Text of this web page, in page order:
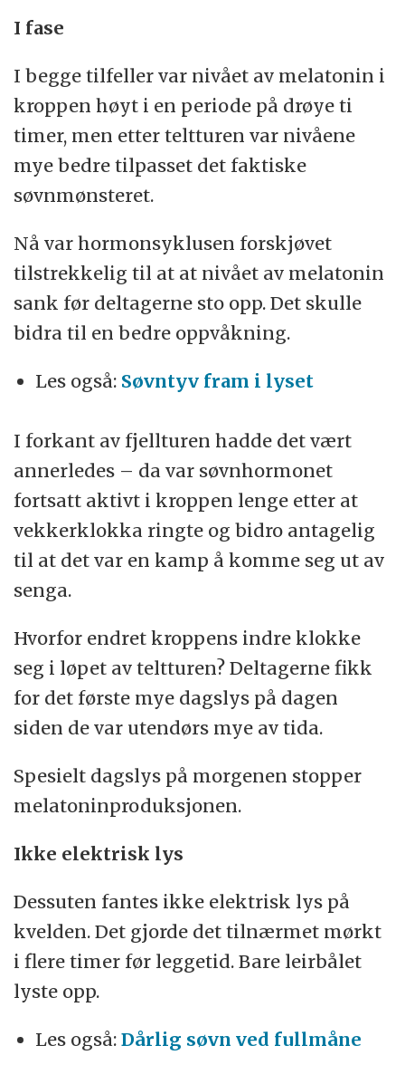
I fase
I begge tilfeller var nivået av melatonin i
kroppen høyt i en periode på drøye ti
timer, men etter teltturen var nivåene
mye bedre tilpasset det faktiske
søvnmønsteret.
Nå var hormonsyklusen forskjøvet
tilstrekkelig til at at nivået av melatonin
sank før deltagerne sto opp. Det skulle
bidra til en bedre oppvåkning.
Les også: Søvntyv fram i lyset
I forkant av fjellturen hadde det vært
annerledes – da var søvnhormonet
fortsatt aktivt i kroppen lenge etter at
vekkerklokka ringte og bidro antagelig
til at det var en kamp å komme seg ut av
senga.
Hvorfor endret kroppens indre klokke
seg i løpet av teltturen? Deltagerne fikk
for det første mye dagslys på dagen
siden de var utendørs mye av tida.
Spesielt dagslys på morgenen stopper
melatoninproduksjonen.
Ikke elektrisk lys
Dessuten fantes ikke elektrisk lys på
kvelden. Det gjorde det tilnærmet mørkt
i flere timer før leggetid. Bare leirbålet
lyste opp.
Les også:Dårlig søvn ved fullmåne